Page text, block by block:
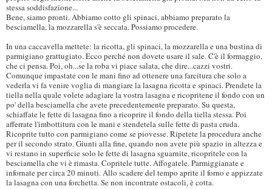
stessa soddisfazione...
Bene, siamo pronti. Abbiamo cotto gli spinaci, abbiamo preparato la
besciamella, la mozzarella s'è seccata. Possiamo procedere.
In una caccavella mettete: la ricotta, gli spinaci, la mozzarella e una bustina di
parmigiano grattugiato. Ecco perché non dovete usare il sale. C'è il formaggio,
che ci pensa. Poi, oh...se la roba vi piace salata, che dire...cazzi vostri.
Comunque impastate con le mani fino ad ottenere una farcitura che solo a
vederla vi fa venire voglia di mangiare la lasagna ricotta e spinaci. Prendete la
tiella nella quale volete adagiare la vostra lasagna e ricopritene il fondo con un
po' della besciamella che avete precedentemente preparato. Su questa,
schiaffate le fette di lasagna fino a ricoprire il fondo della tiella stessa. Poi
afferrate l'imbottitura con le mani e stendetela sulle fette di pasta cruda.
Ricoprite tutto con parmigiano come se piovesse. Ripetete la procedura anche
per il secondo strato. Giunti alla fine, quando non avete più spazio in altezza e
vi restano in superficie solo le fette di lasagna sguarnite, ricopritele con la
besciamella che vi è rimasta. Copritele tutte. Affogatele. Parmiggianate e
infornate per circa 20 minuti. Allo scadere del tempo aprite il forno e appizzate
la lasagna con una forchetta. Se non incontrate ostacoli, è cotta.